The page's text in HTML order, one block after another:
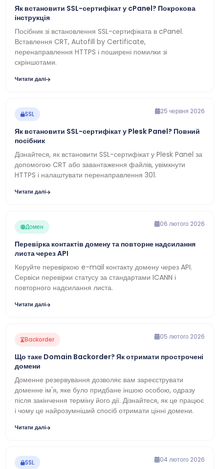
Як встановити SSL-сертифікат у cPanel? Покрокова
інструкція
Посібник зі встановлення SSL-сертифіката в cPanel.
Вставлення CRT, Autofill by Certificate,
перенаправлення HTTPS і поширені помилки зі
скріншотами.
Читати далі
SSL 25 червня 2026
Як встановити SSL-сертифікат у Plesk Panel? Повний
посібник
Дізнайтеся, як встановити SSL-сертифікат у Plesk Panel за
допомогою CRT або завантаження файлів, увімкнути
HTTPS і налаштувати перенаправлення 301.
Читати далі
Домен 06 лютого 2026
Перевірка контактів домену та повторне надсилання
листа через API
Керуйте перевіркою e-mail контакту домену через API.
Сервіси перевірки статусу за стандартами ICANN і
повторного надсилання листа.
Читати далі
Backorder 05 лютого 2026
Що таке Domain Backorder? Як отримати прострочені
домени
Доменне резервування дозволяє вам зареєструвати
доменне ім'я, яке було придбане іншою особою, одразу
після закінчення терміну його дії. Дізнайтеся, як це працює
і чому це найрозумніший спосіб отримати цінні домени.
Читати далі
SSL 04 лютого 2026